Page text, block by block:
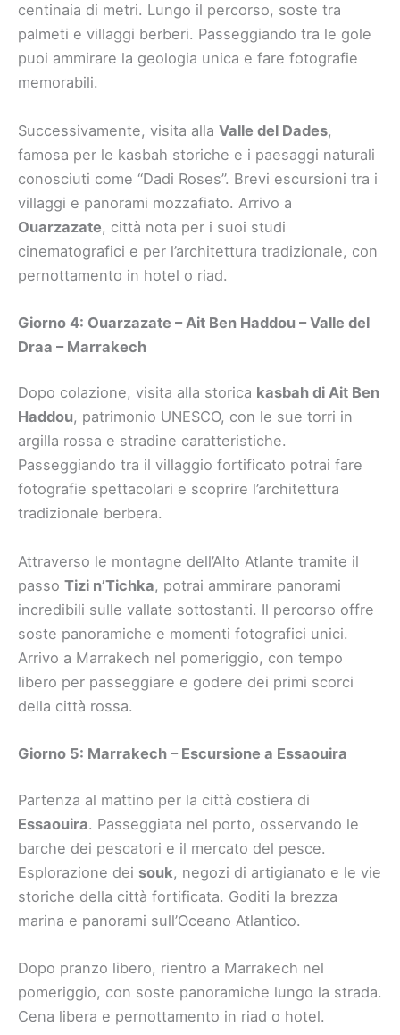
centinaia di metri. Lungo il percorso, soste tra
palmeti e villaggi berberi. Passeggiando tra le gole
puoi ammirare la geologia unica e fare fotografie
memorabili.
Successivamente, visita alla Valle del Dades,
famosa per le kasbah storiche e i paesaggi naturali
conosciuti come “Dadi Roses”. Brevi escursioni tra i
villaggi e panorami mozzafiato. Arrivo a
Ouarzazate, città nota per i suoi studi
cinematografici e per l’architettura tradizionale, con
pernottamento in hotel o riad.
Giorno 4: Ouarzazate – Ait Ben Haddou – Valle del
Draa – Marrakech
Dopo colazione, visita alla storica kasbah di Ait Ben
Haddou, patrimonio UNESCO, con le sue torri in
argilla rossa e stradine caratteristiche.
Passeggiando tra il villaggio fortificato potrai fare
fotografie spettacolari e scoprire l’architettura
tradizionale berbera.
Attraverso le montagne dell’Alto Atlante tramite il
passo Tizi n’Tichka, potrai ammirare panorami
incredibili sulle vallate sottostanti. Il percorso offre
soste panoramiche e momenti fotografici unici.
Arrivo a Marrakech nel pomeriggio, con tempo
libero per passeggiare e godere dei primi scorci
della città rossa.
Giorno 5: Marrakech – Escursione a Essaouira
Partenza al mattino per la città costiera di
Essaouira. Passeggiata nel porto, osservando le
barche dei pescatori e il mercato del pesce.
Esplorazione dei souk, negozi di artigianato e le vie
storiche della città fortificata. Goditi la brezza
marina e panorami sull’Oceano Atlantico.
Dopo pranzo libero, rientro a Marrakech nel
pomeriggio, con soste panoramiche lungo la strada.
Cena libera e pernottamento in riad o hotel.